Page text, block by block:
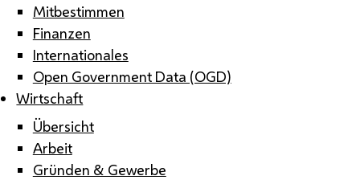
Mitbestimmen
Finanzen
Internationales
Open Government Data (OGD)
Wirtschaft
Übersicht
Arbeit
Gründen & Gewerbe